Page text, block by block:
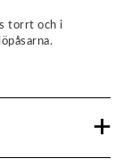
torrt och i